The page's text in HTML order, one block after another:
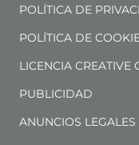
POLÍTICA DE
POLÍTICA DE
LICENCIA CREATIVE
PUBLICIDAD
ANUNCIOS LEGALES